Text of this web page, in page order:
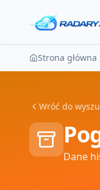
Strona główna
Wróć do
Dane